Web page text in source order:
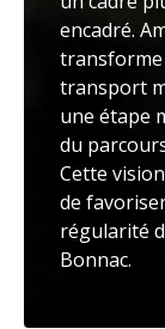
encadré.
transforme
transport
une étape
du
Cette
de
régularité
Bonnac.